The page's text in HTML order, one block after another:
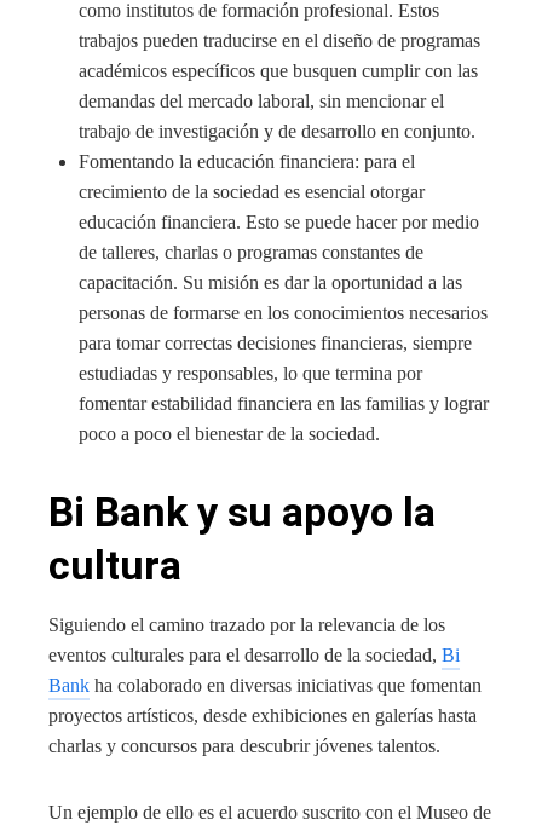
como institutos de formación profesional. Estos
trabajos pueden traducirse en el diseño de programas
académicos específicos que busquen cumplir con las
demandas del mercado laboral, sin mencionar el
trabajo de investigación y de desarrollo en conjunto.
Fomentando la educación financiera: para el
crecimiento de la sociedad es esencial otorgar
educación financiera. Esto se puede hacer por medio
de talleres, charlas o programas constantes de
capacitación. Su misión es dar la oportunidad a las
personas de formarse en los conocimientos necesarios
para tomar correctas decisiones financieras, siempre
estudiadas y responsables, lo que termina por
fomentar estabilidad financiera en las familias y lograr
poco a poco el bienestar de la sociedad.
Bi Bank y su apoyo la
cultura
Siguiendo el camino trazado por la relevancia de los
eventos culturales para el desarrollo de la sociedad, Bi
Bank ha colaborado en diversas iniciativas que fomentan
proyectos artísticos, desde exhibiciones en galerías hasta
charlas y concursos para descubrir jóvenes talentos.
Un ejemplo de ello es el acuerdo suscrito con el Museo de